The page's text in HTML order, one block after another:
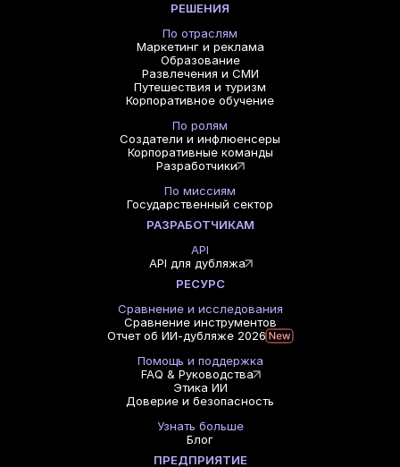
РЕШЕНИЯ
По отраслям
Маркетинг и реклама
Образование
Развлечения и СМИ
Путешествия и туризм
Корпоративное обучение
По ролям
Создатели и инфлюенсеры
Корпоративные команды
Разработчики
По миссиям
Государственный сектор
РАЗРАБОТЧИКАМ
API
API для дубляжа
РЕСУРС
Сравнение и исследования
Сравнение инструментов
Отчет об ИИ-дубляже 2026
Помощь и поддержка
FAQ & Руководства
Этика ИИ
Доверие и безопасность
Узнать больше
Блог
ПРЕДПРИЯТИЕ